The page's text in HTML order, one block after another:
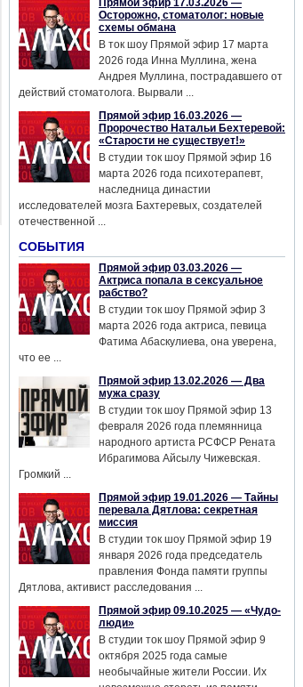
Прямой эфир 17.03.2026 —
Осторожно, стоматолог: новые
схемы обмана
В ток шоу Прямой эфир 17 марта
2026 года Инна Муллина, жена
Андрея Муллина, пострадавшего от
действий стоматолога. Вырвали ...
Прямой эфир 16.03.2026 —
Пророчество Натальи Бехтеревой:
«Старости не существует!»
В студии ток шоу Прямой эфир 16
марта 2026 года психотерапевт,
наследница династии
исследователей мозга Бахтеревых, создателей
отечественной ...
СОБЫТИЯ
Прямой эфир 03.03.2026 —
Актриса попала в сексуальное
рабство?
В студии ток шоу Прямой эфир 3
марта 2026 года актриса, певица
Фатима Абаскулиева, она уверена,
что ее ...
Прямой эфир 13.02.2026 — Два
мужа сразу
В студии ток шоу Прямой эфир 13
февраля 2026 года племянница
народного артиста РСФСР Рената
Ибрагимова Айсылу Чижевская.
Громкий ...
Прямой эфир 19.01.2026 — Тайны
перевала Дятлова: секретная
миссия
В студии ток шоу Прямой эфир 19
января 2026 года председатель
правления Фонда памяти группы
Дятлова, активист расследования ...
Прямой эфир 09.10.2025 — «Чудо-
люди»
В студии ток шоу Прямой эфир 9
октября 2025 года самые
необычайные жители России. Их